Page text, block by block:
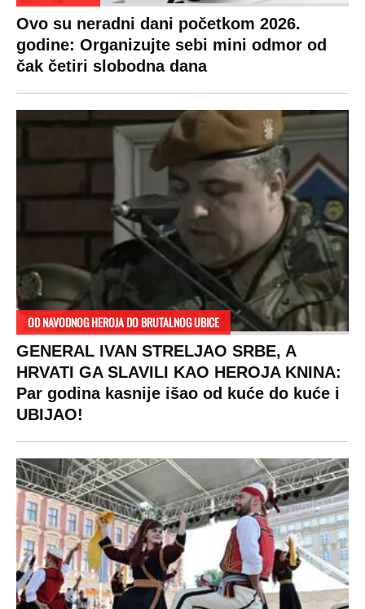
Za posnu slavsku trpezu ove godine treba
izdvojiti ozbiljnu sumu novca: Nečija cela
Politika
Hronika
Beograd
Zasadi drvo
Sudbine
SHOWBIZ
Rijaliti
Zvezde
Holivud
Kviz
Fudbal
Košarka
Tenis
Ostali sportovi
Navijači
Showtime
VIRALNO
Bizar
Svaštara
Tiktok
LIFESTYLE
Život
Stil
Ljubav
Kultura
SVET
Planeta
Globalno zagrevanje
Makedonija
Auto
MONDO INC.
Impressum
Kontakt
Politika privatnosti
Privacy policy
Terms of service
Prijatelji sajta